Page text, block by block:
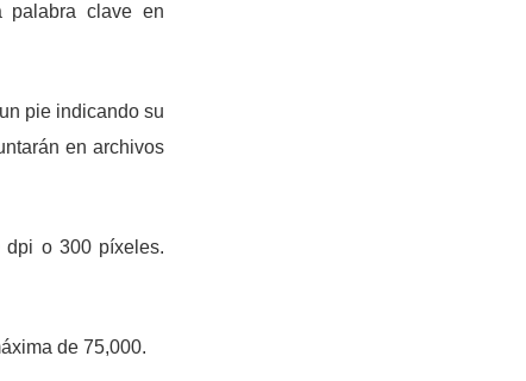
palabra clave en
pie indicando su
en archivos
dpi o 300 píxeles.
de 75,000.